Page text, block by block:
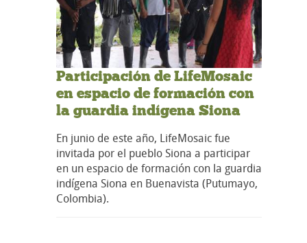
Participación de LifeMosaic
en espacio de formación con
la guardia indígena Siona
En junio de este año, LifeMosaic fue
invitada por el pueblo Siona a participar
en un espacio de formación con la guardia
indígena Siona en Buenavista (Putumayo,
Colombia).